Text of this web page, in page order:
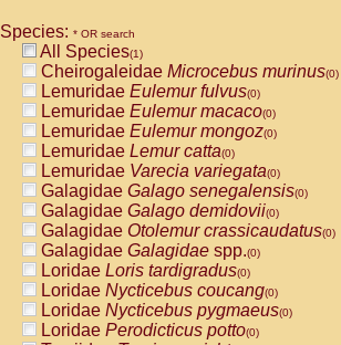
CebidaeCebus capucinus
CebidaeCebus nigrivittatus
CebidaeCebus spp.(0)
CebidaeSaimiri boliviensis(0)
CebidaeSaimiri sciureus(0)
AtelidaeAlouatta caraya(0)
AtelidaeAlouatta fusca(0)
AtelidaeAlouatta seniculus(0)
AtelidaeAlouattaspp.(0)
AtelidaeAteles belzebuth(0)
AtelidaeAteles geoffroyi(0)
AtelidaeAteles paniscus(0)
AtelidaeAtelesspp.(0)
AtelidaeLagothrix lagothricha(0)
AtelidaeLagothrix lagothricha cana
PitheciidaeCacajao calvus
Species: * OR search
All Species(1)
Cheirogaleidae Microcebus murinus(0)
Lemuridae Eulemur fulvus(0)
Lemuridae Eulemur macaco(0)
Lemuridae Eulemur mongoz(0)
Lemuridae Lemur catta(0)
Lemuridae Varecia variegata(0)
Galagidae Galago senegalensis(0)
Galagidae Galago demidovii(0)
Galagidae Otolemur crassicaudatus(0)
Galagidae Galagidae spp.(0)
Loridae Loris tardigradus(0)
Loridae Nycticebus coucang(0)
Loridae Nycticebus pygmaeus(0)
Loridae Perodicticus potto(0)